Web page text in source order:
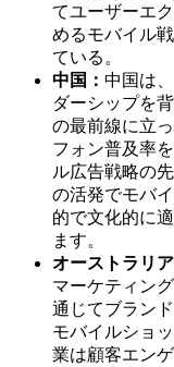
てユーザーエ
めるモバイル
ている。
中国： 中国は
ダーシップを
の最前線に立
フォン普及率
ル広告戦略の
の活発でモバ
的で文化的に
ます。
オーストラリ
マーケティン
通じてブラン
モバイルショ
業は顧客エン